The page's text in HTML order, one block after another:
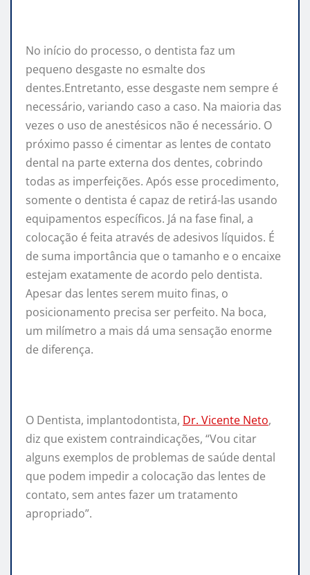
No início do processo, o dentista faz um
pequeno desgaste no esmalte dos
dentes.Entretanto, esse desgaste nem sempre é
necessário, variando caso a caso. Na maioria das
vezes o uso de anestésicos não é necessário. O
próximo passo é cimentar as lentes de contato
dental na parte externa dos dentes, cobrindo
todas as imperfeições. Após esse procedimento,
somente o dentista é capaz de retirá-las usando
equipamentos específicos. Já na fase final, a
colocação é feita através de adesivos líquidos. É
de suma importância que o tamanho e o encaixe
estejam exatamente de acordo pelo dentista.
Apesar das lentes serem muito finas, o
posicionamento precisa ser perfeito. Na boca,
um milímetro a mais dá uma sensação enorme
de diferença.
O Dentista, implantodontista, Dr. Vicente Neto,
diz que existem contraindicações, “Vou citar
alguns exemplos de problemas de saúde dental
que podem impedir a colocação das lentes de
contato, sem antes fazer um tratamento
apropriado”.